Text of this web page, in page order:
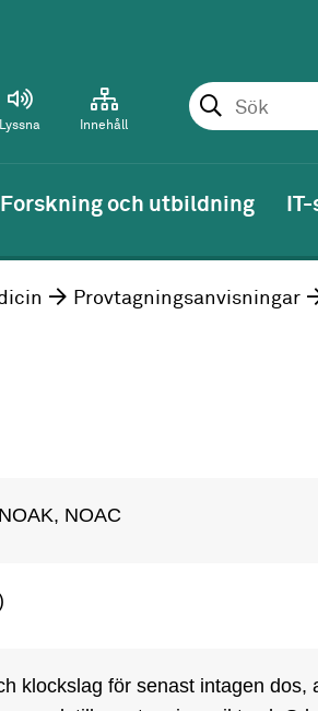
Sök
Lyssna Innehåll
Forskning och utbildning
Provtagningsanvisningar
NOAC
klockslag för senast intagen dos,